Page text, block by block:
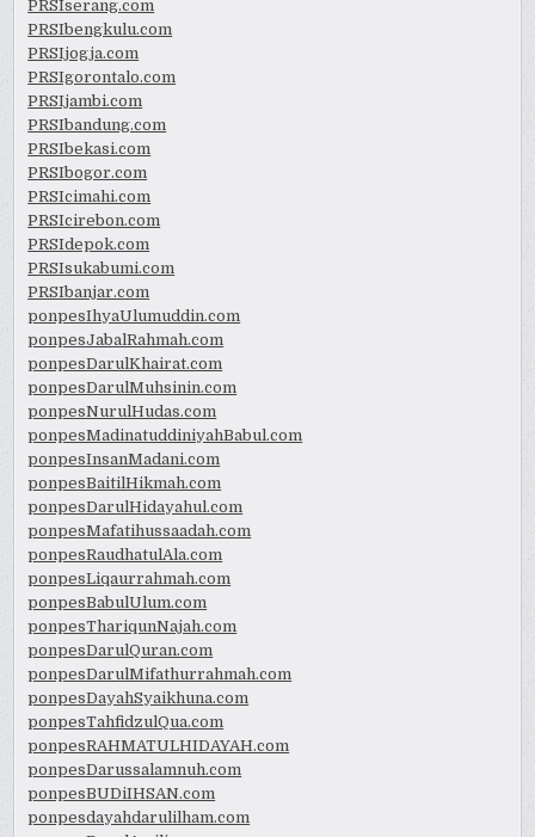
PRSIserang.com
PRSIbengkulu.com
PRSIjogja.com
PRSIgorontalo.com
PRSIjambi.com
PRSIbandung.com
PRSIbekasi.com
PRSIbogor.com
PRSIcimahi.com
PRSIcirebon.com
PRSIdepok.com
PRSIsukabumi.com
PRSIbanjar.com
ponpesIhyaUlumuddin.com
ponpesJabalRahmah.com
ponpesDarulKhairat.com
ponpesDarulMuhsinin.com
ponpesNurulHudas.com
ponpesMadinatuddiniyahBabul.com
ponpesInsanMadani.com
ponpesBaitilHikmah.com
ponpesDarulHidayahul.com
ponpesMafatihussaadah.com
ponpesRaudhatulAla.com
ponpesLiqaurrahmah.com
ponpesBabulUlum.com
ponpesThariqunNajah.com
ponpesDarulQuran.com
ponpesDarulMifathurrahmah.com
ponpesDayahSyaikhuna.com
ponpesTahfidzulQua.com
ponpesRAHMATULHIDAYAH.com
ponpesDarussalamnuh.com
ponpesBUDiIHSAN.com
ponpesdayahdarulilham.com